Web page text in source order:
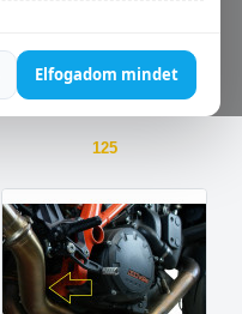
Elfogadom mindet
125